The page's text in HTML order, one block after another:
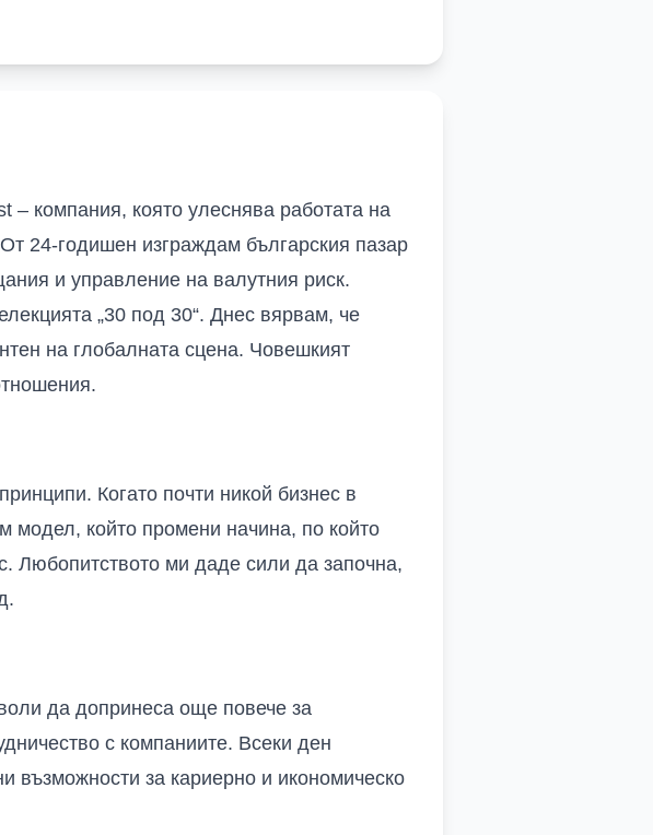
компания, която улеснява работата на
24-годишен изграждам българския пазар
и управление на валутния риск.
„30 под 30“. Днес вярвам, че
на глобалната сцена. Човешкият
Когато почти никой бизнес в
модел, който промени начина, по който
Любопитството ми даде сили да започна,
да допринеса още повече за
с компаниите. Всеки ден
възможности за кариерно и икономическо